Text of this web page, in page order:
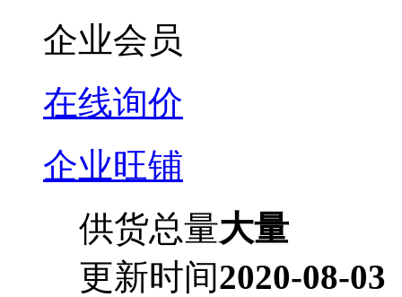
企业会员
在线询价
企业旺铺
供货总量大量
更新时间2020-08-03